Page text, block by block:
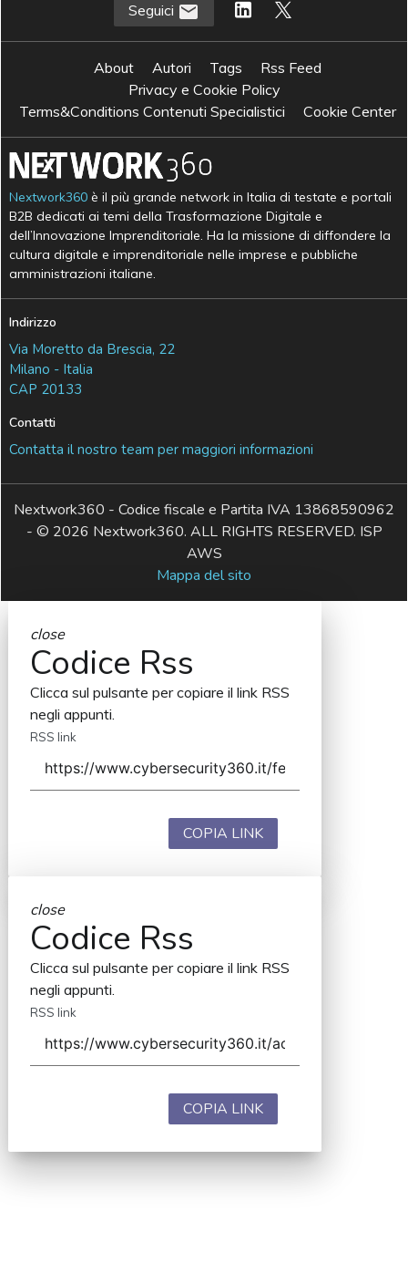
Seguici
About Autori Tags
Rss Feed
Privacy e Cookie Policy
Terms&Conditions Contenuti Specialistici
Cookie Center
Nextwork360 è il più grande network in Italia di testate e portali
B2B dedicati ai temi della Trasformazione Digitale e
dell’Innovazione Imprenditoriale. Ha la missione di diffondere la
cultura digitale e imprenditoriale nelle imprese e pubbliche
amministrazioni italiane.
Indirizzo
Via Moretto da Brescia, 22
Milano - Italia
CAP 20133
Contatti
Contatta il nostro team per maggiori informazioni
Nextwork360 - Codice fiscale e Partita IVA 13868590962
- © 2026 Nextwork360. ALL RIGHTS RESERVED. ISP
AWS
Mappa del sito
close
Codice Rss
Clicca sul pulsante per copiare il link RSS
negli appunti.
RSS link
COPIA LINK
close
Codice Rss
Clicca sul pulsante per copiare il link RSS
negli appunti.
RSS link
COPIA LINK